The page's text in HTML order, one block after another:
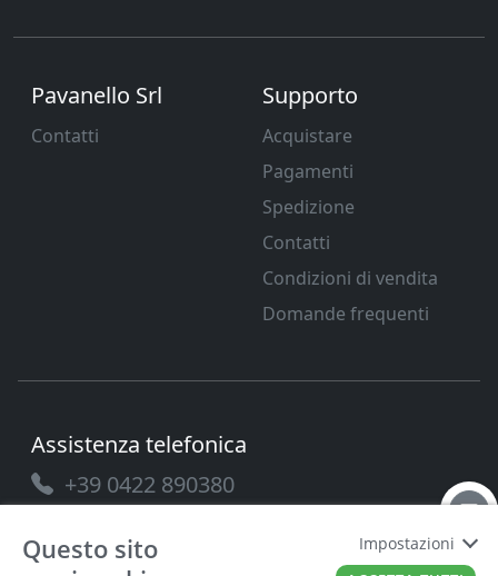
Pavanello Srl
Contatti
Supporto
Acquistare
Pagamenti
Spedizione
Contatti
Condizioni di vendita
Domande frequenti
Assistenza telefonica
+39 0422 890380
Questo sito
Impostazioni